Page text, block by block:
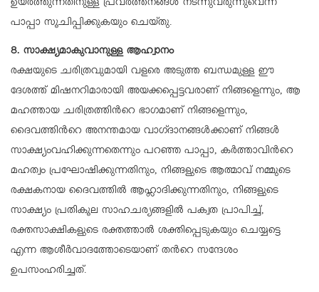
ഉയർത്തുന്നതിനുള്ള പ്രവർത്തനങ്ങൾ നടന്നുവരുന്നുവെന്ന്
പാപ്പാ സൂചിപ്പിക്കുകയും ചെയ്തു.
8. സാക്ഷ്യമാകുവാനുള്ള ആഹ്വാനം
രക്ഷയുടെ ചരിത്രവുമായി വളരെ അടുത്ത ബന്ധമുള്ള ഈ
ദേശത്ത് മിഷനറിമാരായി അയക്കപ്പെട്ടവരാണ് നിങ്ങളെന്നും, ആ
മഹത്തായ ചരിത്രത്തിന്‍റെ ഭാഗമാണ് നിങ്ങളെന്നും,
ദൈവത്തിന്‍റെ അനന്തമായ വാഗ്ദാനങ്ങൾക്കാണ് നിങ്ങൾ
സാക്ഷ്യംവഹിക്കുന്നതെന്നും പറഞ്ഞ പാപ്പാ, കർത്താവിന്‍റെ
മഹത്വം പ്രഘോഷിക്കുന്നതിനും, നിങ്ങളുടെ ആത്മാവ് നമ്മുടെ
രക്ഷകനായ ദൈവത്തിൽ ആഹ്ലാദിക്കുന്നതിനും, നിങ്ങളുടെ
സാക്ഷ്യം പ്രതികൂല സാഹചര്യങ്ങളിൽ പക്വത പ്രാപിച്ച്,
രക്തസാക്ഷികളുടെ രക്തത്താൽ ശക്തിപ്പെടുകയും ചെയ്യട്ടെ
എന്ന ആശീർവാദത്തോടെയാണ് തന്‍റെ സന്ദേശം
ഉപസംഹരിച്ചത്.